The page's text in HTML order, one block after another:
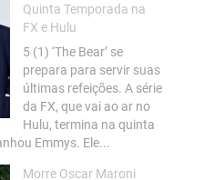
Quinta Temporada na
FX e Hulu
5 (1) ‘The Bear’ se
prepara para servir suas
últimas refeições. A série
da FX, que vai ao ar no
Hulu, termina na quinta
Emmys. Ele...
Morre Oscar Maroni